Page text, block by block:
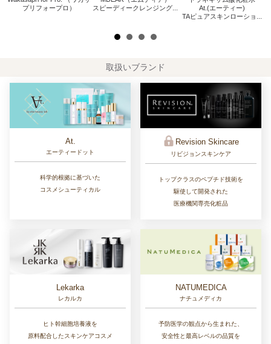
プリフォープロ）
スピーディークレンジング...
At.(エーティー)
TAピュアスキンローショ...
取扱いブランド
At.
エーティードット
科学的根拠に基づいた
コスメシューティカル
Revision Skincare
リビジョンスキンケア
トップクラスのペプチド技術を
駆使して開発された
医療機関専売化粧品
Lekarka
レカルカ
ヒト幹細胞培養液を
原料配合したスキンケアコスメ
NATUMEDICA
ナチュメディカ
予防医学の観点から生まれた、
安全性と最高レベルの品質を